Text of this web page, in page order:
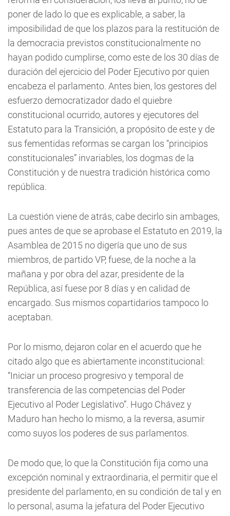
poner de lado lo que es explicable, a saber, la
imposibilidad de que los plazos para la restitución de
la democracia previstos constitucionalmente no
hayan podido cumplirse, como este de los 30 días de
duración del ejercicio del Poder Ejecutivo por quien
encabeza el parlamento. Antes bien, los gestores del
esfuerzo democratizador dado el quiebre
constitucional ocurrido, autores y ejecutores del
Estatuto para la Transición, a propósito de este y de
sus fementidas reformas se cargan los “principios
constitucionales” invariables, los dogmas de la
Constitución y de nuestra tradición histórica como
república.
La cuestión viene de atrás, cabe decirlo sin ambages,
pues antes de que se aprobase el Estatuto en 2019, la
Asamblea de 2015 no digería que uno de sus
miembros, de partido VP, fuese, de la noche a la
mañana y por obra del azar, presidente de la
República, así fuese por 8 días y en calidad de
encargado. Sus mismos copartidarios tampoco lo
aceptaban.
Por lo mismo, dejaron colar en el acuerdo que he
citado algo que es abiertamente inconstitucional:
“Iniciar un proceso progresivo y temporal de
transferencia de las competencias del Poder
Ejecutivo al Poder Legislativo”. Hugo Chávez y
Maduro han hecho lo mismo, a la reversa, asumir
como suyos los poderes de sus parlamentos.
De modo que, lo que la Constitución fija como una
excepción nominal y extraordinaria, el permitir que el
presidente del parlamento, en su condición de tal y en
lo personal, asuma la jefatura del Poder Ejecutivo